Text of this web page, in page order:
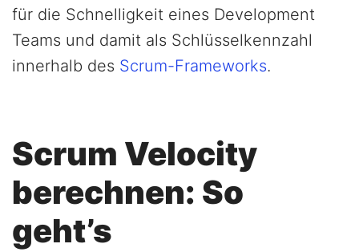
für die Schnelligkeit eines Development
Teams und damit als Schlüsselkennzahl
innerhalb des Scrum-Frameworks.
Scrum Velocity
berechnen: So
geht’s